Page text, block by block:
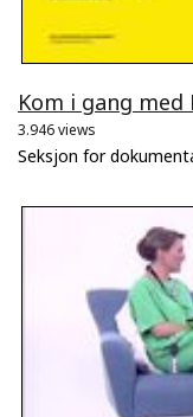
Kom i gang med
3.946 views
Seksjon for